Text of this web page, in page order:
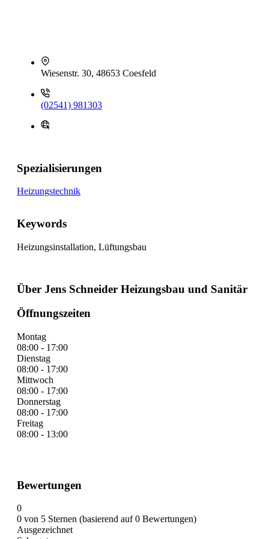
Wiesenstr. 30, 48653 Coesfeld
(02541) 981303
Spezialisierungen
Heizungstechnik
Keywords
Heizungsinstallation, Lüftungsbau
Über Jens Schneider Heizungsbau und Sanitär
Öffnungszeiten
Montag
08:00 - 17:00
Dienstag
08:00 - 17:00
Mittwoch
08:00 - 17:00
Donnerstag
08:00 - 17:00
Freitag
08:00 - 13:00
Bewertungen
0
0 von 5 Sternen (basierend auf 0 Bewertungen)
Ausgezeichnet